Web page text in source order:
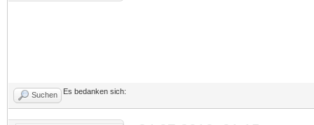
Suchen Es bedanken sich: